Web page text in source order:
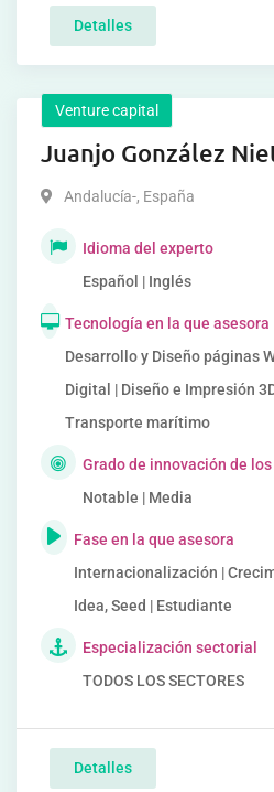
Detalles
Venture capital
Juanjo González
Andalucía-, España
Idioma del experto
Español | Inglés
Tecnología en la que asesora
Desarrollo y Diseño páginas
Digital | Diseño e Impresión
Transporte marítimo
Grado de innovación de
Notable | Media
Fase en la que asesora
Internacionalización |
Idea, Seed | Estudiante
Especialización sectorial
TODOS LOS SECTORES
Detalles